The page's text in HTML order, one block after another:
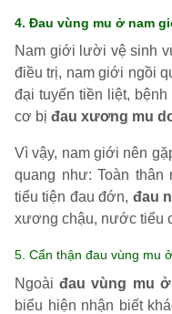
4. Đau vùng mu ở nam
Nam giới lười vệ sinh
điều trị, nam giới ngồi
đại tuyến tiền liệt,
cơ bị đau xương mu
Vì vậy, nam giới nên
quang như: Toàn thân
tiểu tiện đau đớn, đau
xương chậu, nước tiểu
5. Cẩn thận đau vùng mu
Ngoàiđau vùng mu
biểu hiện nhận biết